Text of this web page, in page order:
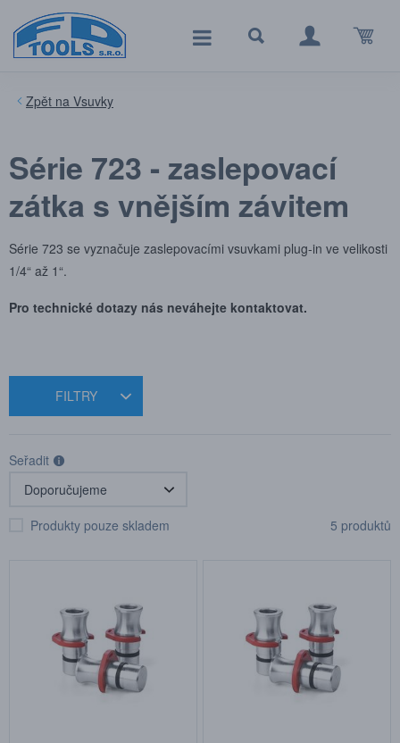
Vsuvky
Série 723 - zaslepovací
zátka s vnějším závitem
Série 723 se vyznačuje zaslepovacími vsuvkami plug-in ve velikosti
1/4“ až 1“.
Pro technické dotazy nás neváhejte kontaktovat.
FILTRY
Seřadit
Produkty pouze skladem 5 produktů